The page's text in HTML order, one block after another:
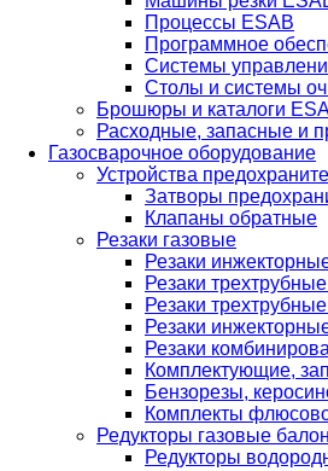
Процессы ESAB
Программное
Системы
Столы и системы
Брошюры и каталоги
Расходные, запасные и
Газосварочное оборудование
Устройства
Затворы
Клапаны обратные
Резаки газовые
Резаки
Резаки
Резаки
Резаки
Резаки
Комплектующие,
Бензорезы,
Комплекты
Редукторы газовые
Редукторы